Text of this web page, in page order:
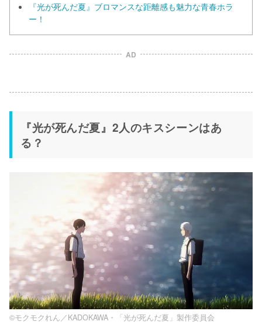
『光が死んだ夏』ブロマンスな距離感も魅力な青春ホラ
ー！
AD
『光が死んだ夏』2人のキスシーンはあ
る？
©モクモクれん／KADOKAWA・「光が死んだ夏」製作委員会